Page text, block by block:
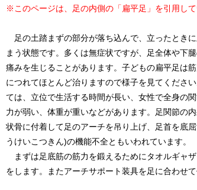
※このページは、足の内側の「扁平足」を引用して
足の土踏まずの部分が落ち込んで、立ったとき
まう状態です。多くは無症状ですが、足全体や下
痛みを生じることがあります。子どもの扁平足は
につれてほとんど治りますので様子を見てくださ
ては、立位で生活する時間が長い、女性で全身の
力が弱い、体重が重いなどがあります。足関節の
状骨に付着して足のアーチを吊り上げ、足首を底
う けいこつきん)の機能不全ともいわれています。
まずは足底筋の筋力を鍛えるためにタオルギャ
をします。またアーチサポート装具を足に合わせて